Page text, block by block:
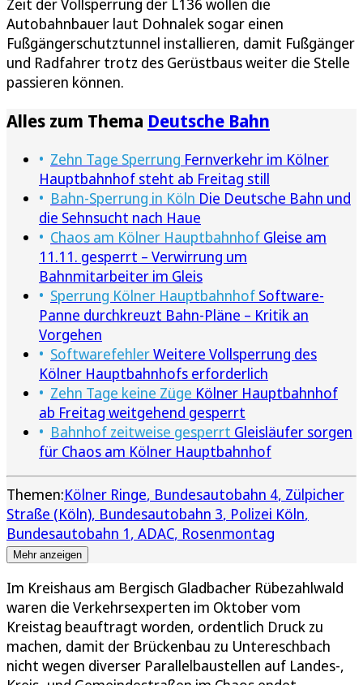
Zeit der Vollsperrung der L136 wollen die
Autobahnbauer laut Dohnalek sogar einen
Fußgängerschutztunnel installieren, damit Fußgänger
und Radfahrer trotz des Gerüstbaus weiter die Stelle
passieren können.
Alles zum Thema Deutsche Bahn
Zehn Tage Sperrung Fernverkehr im Kölner
Hauptbahnhof steht ab Freitag still
Bahn-Sperrung in Köln Die Deutsche Bahn und
die Sehnsucht nach Haue
Chaos am Kölner Hauptbahnhof Gleise am
11.11. gesperrt – Verwirrung um
Bahnmitarbeiter im Gleis
Sperrung Kölner Hauptbahnhof Software-
Panne durchkreuzt Bahn-Pläne – Kritik an
Vorgehen
SoftwarefehlerWeitere Vollsperrung des
Kölner Hauptbahnhofs erforderlich
Zehn Tage keine Züge Kölner Hauptbahnhof
ab Freitag weitgehend gesperrt
Bahnhof zeitweise gesperrt Gleisläufer sorgen
für Chaos am Kölner Hauptbahnhof
Themen:Kölner Ringe Bundesautobahn 4 Zülpicher
Straße (Köln) Bundesautobahn 3 Polizei Köln
Bundesautobahn 1 ADAC Rosenmontag
Mehr anzeigen
Im Kreishaus am Bergisch Gladbacher Rübezahlwald
waren die Verkehrsexperten im Oktober vom
Kreistag beauftragt worden, ordentlich Druck zu
machen, damit der Brückenbau zu Untereschbach
nicht wegen diverser Parallelbaustellen auf Landes-,